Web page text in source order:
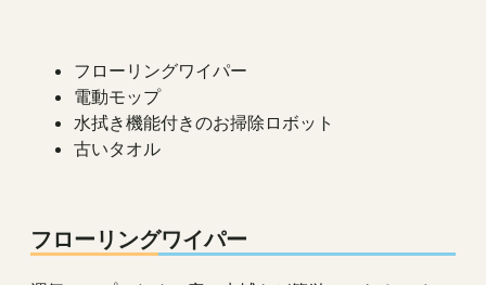
フローリングワイパー
電動モップ
水拭き機能付きのお掃除ロボット
古いタオル
フローリングワイパー